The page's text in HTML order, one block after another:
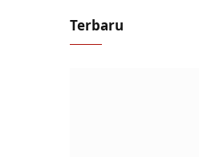
Terbaru